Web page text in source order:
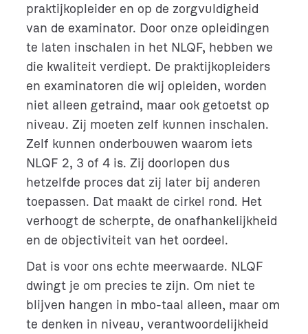
praktijkopleider en op de zorgvuldigheid
van de examinator. Door onze opleidingen
te laten inschalen in het NLQF, hebben we
die kwaliteit verdiept. De praktijkopleiders
en examinatoren die wij opleiden, worden
niet alleen getraind, maar ook getoetst op
niveau. Zij moeten zelf kunnen inschalen.
Zelf kunnen onderbouwen waarom iets
NLQF 2, 3 of 4 is. Zij doorlopen dus
hetzelfde proces dat zij later bij anderen
toepassen. Dat maakt de cirkel rond. Het
verhoogt de scherpte, de onafhankelijkheid
en de objectiviteit van het oordeel.
Dat is voor ons echte meerwaarde. NLQF
dwingt je om precies te zijn. Om niet te
blijven hangen in mbo-taal alleen, maar om
te denken in niveau, verantwoordelijkheid